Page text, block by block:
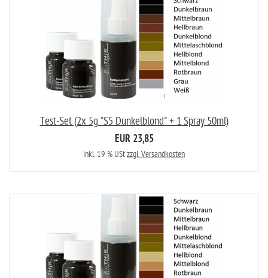
Test-Set (2x 5g "S5 Dunkelblond" + 1 Spray 50ml)
EUR 23,85
inkl. 19 % UStzzgl. Versandkosten